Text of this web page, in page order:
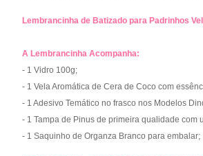
Lembrancinha de Batizado para Padrinhos
A Lembrancinha Acompanha:
- 1 Vidro 100g;
- 1 Vela Aromática de Cera de Coco com
- 1 Adesivo Temático no frasco nos Modelos
- 1 Tampa de Pinus de primeira qualidade com
- 1 Saquinho de Organza Branco para embalar;